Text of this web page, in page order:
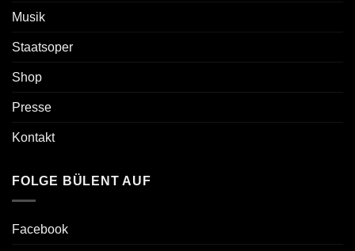
Musik
Staatsoper
Shop
Presse
Kontakt
FOLGE BÜLENT AUF
Facebook